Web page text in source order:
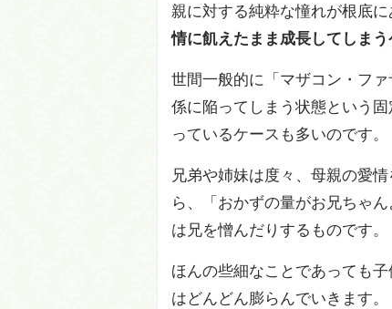
親に対する純粋な憧れが根底
情に飢えたまま成長してしまう
世間一般的に「マザコン・フ
係に陥ってしまう状態という
っているケースも多いのです。
兄弟や姉妹は度々、母親の愛
ら、「おかずの量がお兄ちゃ
は兄を憎んだりするものです。
ほんの些細なことであっても
はどんどん膨らんでいきます。